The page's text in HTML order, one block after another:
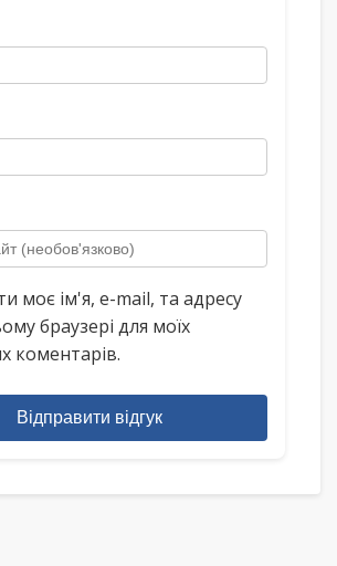
моє ім'я, e-mail, та адресу
браузері для моїх
коментарів.
Відправити відгук